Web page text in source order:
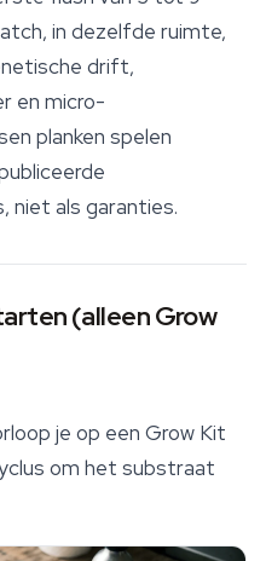
in dezelfde ruimte,
drift,
en micro-
planken spelen
niet als garanties.
(alleen Grow
je op een Grow Kit
om het substraat